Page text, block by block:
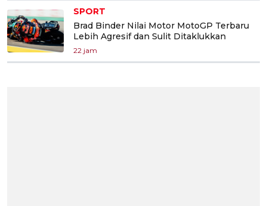
SPORT
Brad Binder Nilai Motor MotoGP Terbaru
Lebih Agresif dan Sulit Ditaklukkan
22 jam